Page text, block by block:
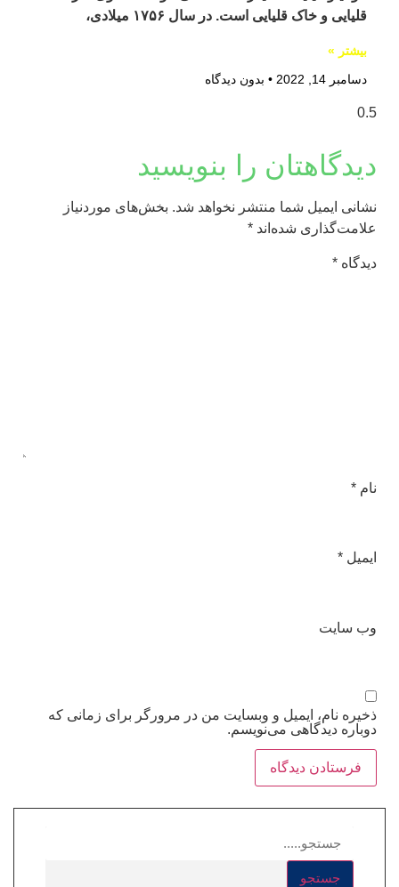
قلیایی و خاک قلیایی است. در سال ۱۷۵۶ میلادی،
بیشتر »
دسامبر 14, 2022
بدون دیدگاه
دیدگاهتان را بنویسید
نشانی ایمیل شما منتشر نخواهد شد. بخش‌های موردنیاز
علامت‌گذاری شده‌اند *
دیدگاه *
نام *
ایمیل *
وب‌ سایت
ذخیره نام، ایمیل و وبسایت من در مرورگر برای زمانی که
دوباره دیدگاهی می‌نویسم.
جستجو